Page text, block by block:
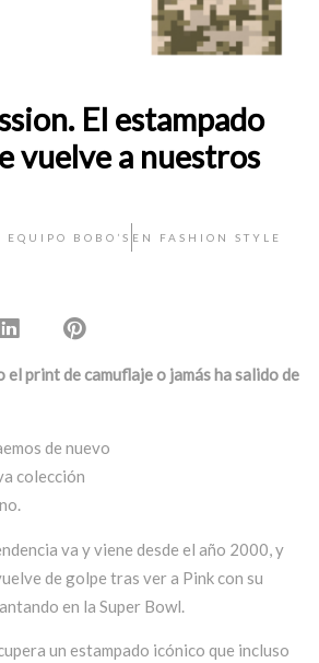
El estampado
vuelve a nuestros
EQUIPO BOBO’S EN FASHION STYLE
el print de camuflaje o jamás ha salido de
de nuevo
colección
va y viene desde el año 2000, y
de golpe tras ver a Pink con su
en la Super Bowl.
un estampado icónico que incluso